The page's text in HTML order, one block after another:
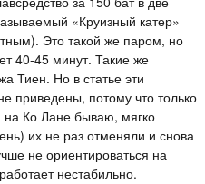
«Круизный катер»
Это такой же паром, но
40-45 минут. Такие же
Тиен. Но в статье эти
приведены, потому что только
Ко Лане бываю, мягко
их не раз отменяли и снова
не ориентироваться на
нестабильно.